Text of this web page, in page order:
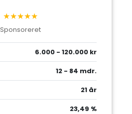
★★★★★
Sponsoreret
6.000 - 120.000 kr
12 - 84 mdr.
21 år
23,49 %